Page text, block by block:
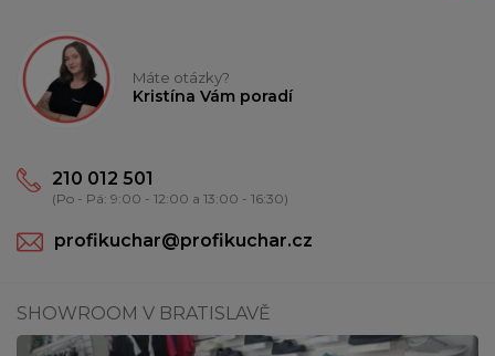
Máte otázky?
Kristína Vám poradí
210 012 501
(Po - Pá: 9:00 - 12:00 a 13:00 - 16:30)
profikuchar@profikuchar.cz
SHOWROOM V BRATISLAVĚ